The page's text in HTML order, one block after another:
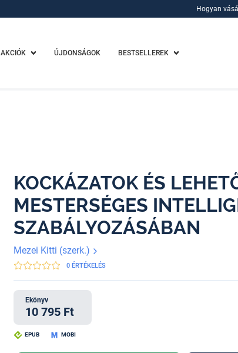
Hogyan
AKCIÓK ÚJDONSÁGOK BESTSELLEREK
KOCKÁZATOK ÉS
MESTERSÉGES
SZABÁLYOZÁSÁBAN
Mezei Kitti (szerk.)
0 ÉRTÉKELÉS
Ekönyv
10 795 Ft
EPUB MOBI